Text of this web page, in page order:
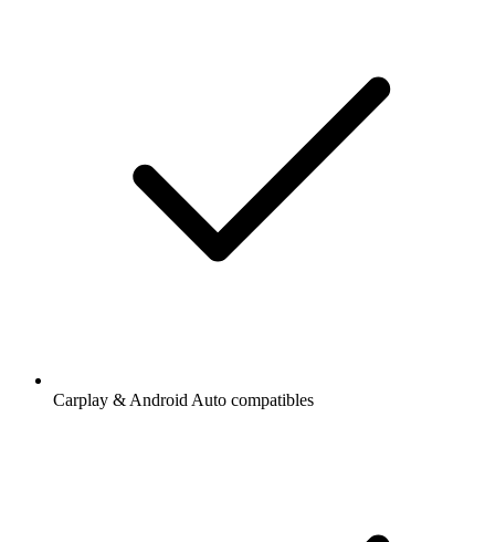
Carplay & Android Auto compatibles